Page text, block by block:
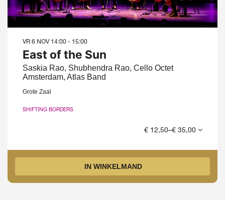
East of the Sun
Saskia Rao, Shubhendra Rao, Cello Octet
Amsterdam, Atlas Band
VR 6 NOV 14:00 - 15:00
Grote Zaal
SHIFTING BORDERS
€ 12,50–€ 35,00
IN WINKELMAND